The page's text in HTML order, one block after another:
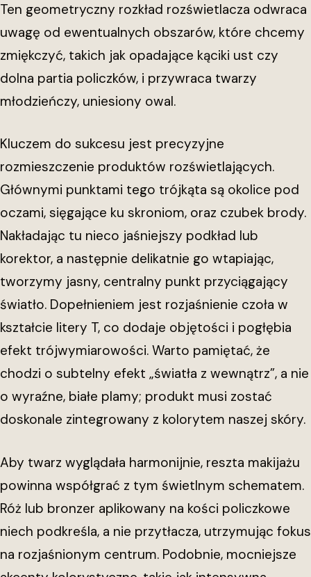
Ten geometryczny rozkład rozświetlacza odwraca
uwagę od ewentualnych obszarów, które chcemy
zmiękczyć, takich jak opadające kąciki ust czy
dolna partia policzków, i przywraca twarzy
młodzieńczy, uniesiony owal.
Kluczem do sukcesu jest precyzyjne
rozmieszczenie produktów rozświetlających.
Głównymi punktami tego trójkąta są okolice pod
oczami, sięgające ku skroniom, oraz czubek brody.
Nakładając tu nieco jaśniejszy podkład lub
korektor, a następnie delikatnie go wtapiając,
tworzymy jasny, centralny punkt przyciągający
światło. Dopełnieniem jest rozjaśnienie czoła w
kształcie litery T, co dodaje objętości i pogłębia
efekt trójwymiarowości. Warto pamiętać, że
chodzi o subtelny efekt „światła z wewnątrz”, a nie
o wyraźne, białe plamy; produkt musi zostać
doskonale zintegrowany z kolorytem naszej skóry.
Aby twarz wyglądała harmonijnie, reszta makijażu
powinna współgrać z tym świetlnym schematem.
Róż lub bronzer aplikowany na kości policzkowe
niech podkreśla, a nie przytłacza, utrzymując fokus
na rozjaśnionym centrum. Podobnie, mocniejsze